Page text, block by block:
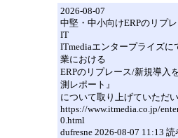
2026-08-07
中堅・中小向けERPのリプ
IT
ITmediaエンタープライズ
業における
ERPのリプレース/新規導入
測レポート』
について取り上げていただい
https://www.itmedia.co.jp/
0.html
dufresne 2026-08-07 11:13